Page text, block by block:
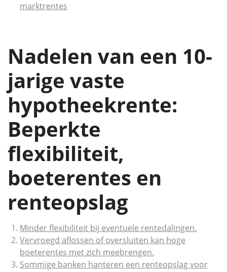
marktrentes
Nadelen van een 10-
jarige vaste
hypotheekrente:
Beperkte
flexibiliteit,
boeterentes en
renteopslag
Minder flexibiliteit bij eventuele rentedalingen.
Vervroegd aflossen of oversluiten kan hoge
boeterentes met zich meebrengen.
Sommige banken hanteren een renteopslag voor